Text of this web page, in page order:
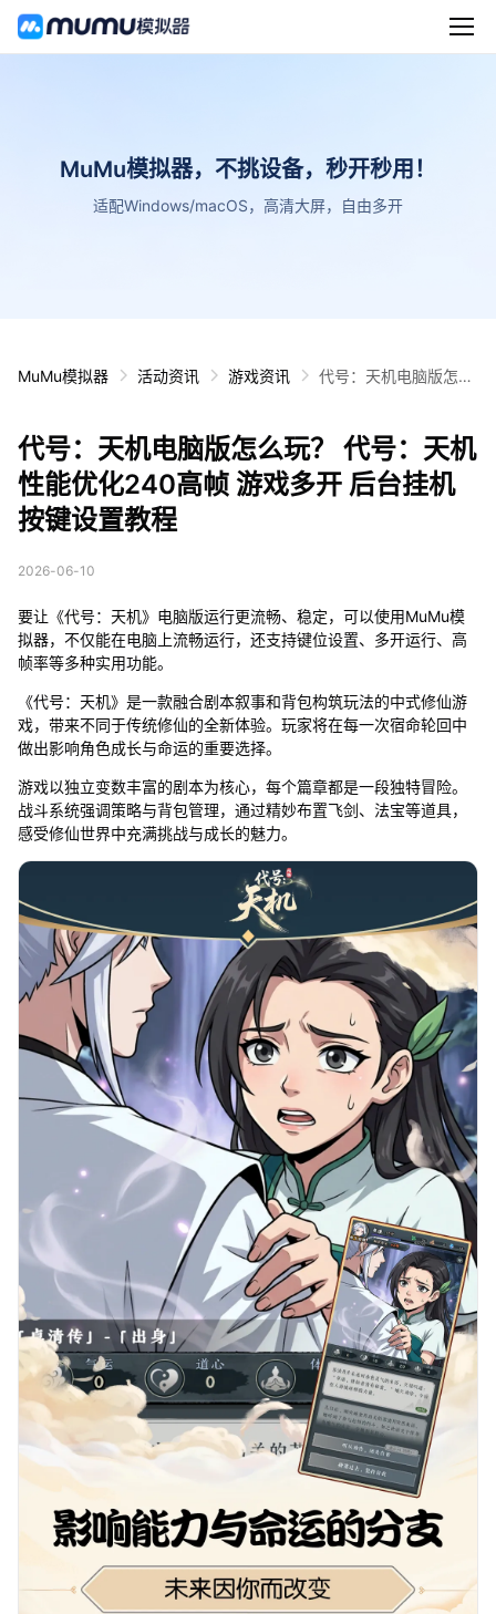
MuMu模拟器，不挑设备，秒开秒用！
适配Windows/macOS，高清大屏，自由多开
MuMu模拟器 活动资讯 游戏资讯
代号：天机电脑版怎么
后台挂机 按键设置教程
代号：天机电脑版怎么玩？ 代号：天机
性能优化240高帧 游戏多开 后台挂机
按键设置教程
2026-06-10
要让《代号：天机》电脑版运行更流畅、稳定，可以使用MuMu模
拟器，不仅能在电脑上流畅运行，还支持键位设置、多开运行、高
帧率等多种实用功能。
《代号：天机》是一款融合剧本叙事和背包构筑玩法的中式修仙游
戏，带来不同于传统修仙的全新体验。玩家将在每一次宿命轮回中
做出影响角色成长与命运的重要选择。
游戏以独立变数丰富的剧本为核心，每个篇章都是一段独特冒险。
战斗系统强调策略与背包管理，通过精妙布置飞剑、法宝等道具，
感受修仙世界中充满挑战与成长的魅力。